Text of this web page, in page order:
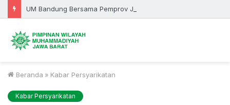
Beranda » Kabar Persyarikatan
Kabar Persyarikatan